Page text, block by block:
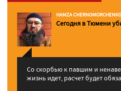
HAMZA CHERNOMORCHENKO
Сегодня в Тюмени
Со скорбью к павшим и
жизнь идет, расчет будет